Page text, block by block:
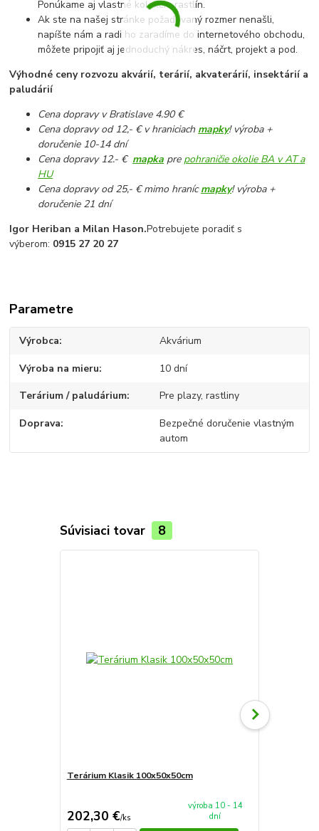
Ponúkame aj vlastné kolekcie rastlín.
Ak ste na našej stránke požadovaný rozmer nenašli,
napíšte nám a radi ho zaradíme do internetového obchodu,
môžete pripojiť aj jednoduchý nákres, náčrt, projekt a pod.
Výhodné ceny rozvozu akvárií, terárií, akvaterárií, insektárií a
paludárií
Cena dopravy v Bratislave 4.90 €
Cena dopravy od 12,- € v hraniciach mapky! výroba +
doručenie 10-14 dní
Cena dopravy 12.- € mapka pre pohraničie okolie BA v AT a
HU
Cena dopravy od 25,- € mimo hranícmapky! výroba +
doručenie 21 dní
Igor Heriban a Milan Hason.Potrebujete poradiť s
výberom: 0915 27 20 27
Parametre
Výrobca Akvárium
Výroba na mieru 10 dní
Terárium / paludárium Pre plazy, rastliny
Doprava
Bezpečné doručenie vlastným
autom
Súvisiaci tovar 8
Terárium Klasik 100x50x50cm
202,30 €/ks
výroba 10 - 14
dní